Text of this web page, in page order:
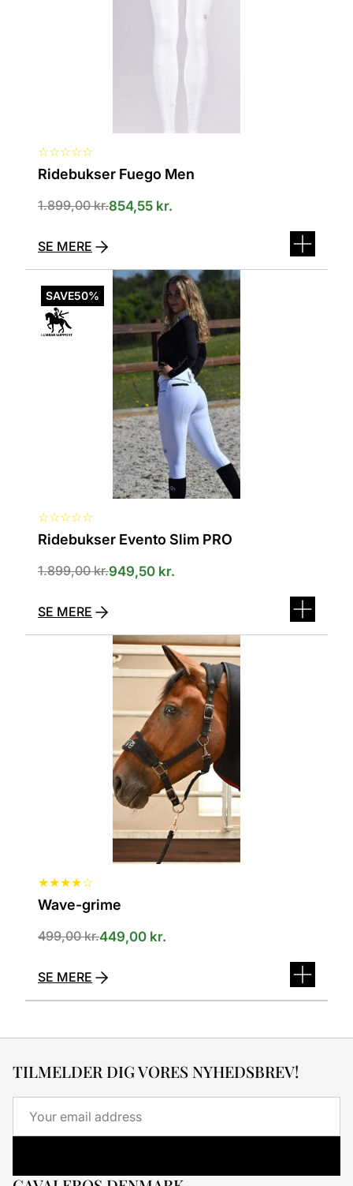
☆☆☆☆☆
Ridebukser Fuego Men
1.899,00kr.854,55 kr.
SE MERE
SAVE50%
☆☆☆☆☆
Ridebukser Evento Slim PRO
1.899,00kr.949,50 kr.
vare
har
flere
varianter.
Mulighederne
SE MERE
★★★★☆
Wave-grime
499,00kr.449,00 kr.
Mulighederne
SE MERE
TILMELDER DIG VORES NYHEDSBREV!
Email